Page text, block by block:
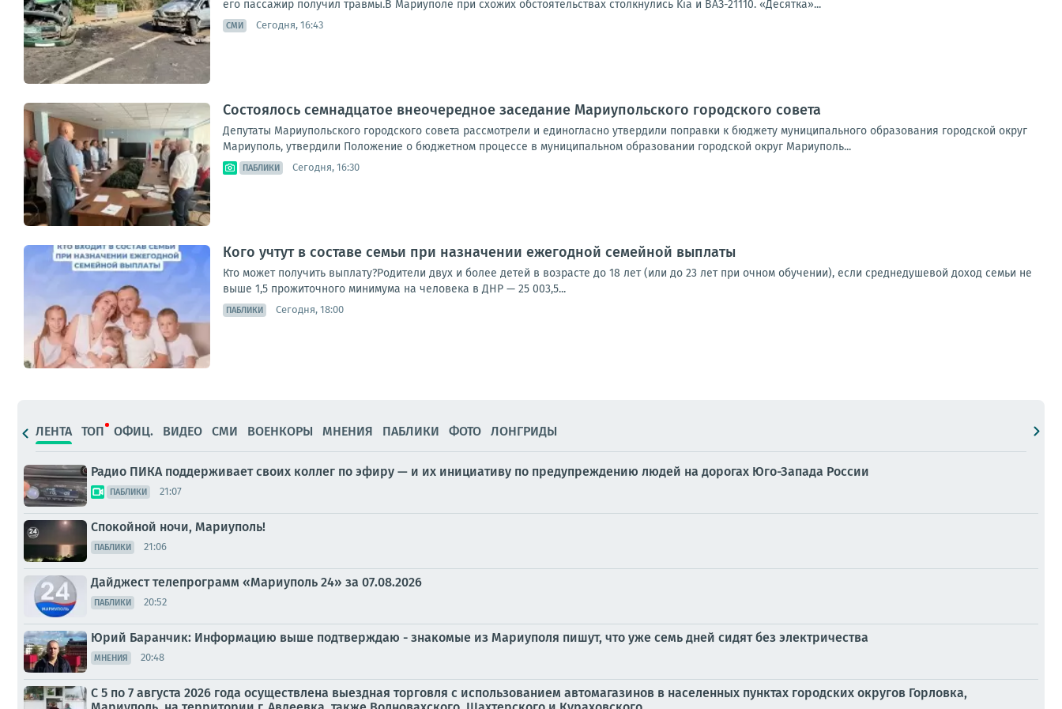
его пассажир получил травмы.В Мариуполе при схожих обстоятельствах столкнулись Kia и ВАЗ-21110. «Десятка»...
СМИ Сегодня, 16:43
Состоялось семнадцатое внеочередное заседание Мариупольского городского совета
Депутаты Мариупольского городского совета рассмотрели и единогласно утвердили поправки к бюджету муниципального образования городской округ
Мариуполь, утвердили Положение о бюджетном процессе в муниципальном образовании городской округ Мариуполь...
ПАБЛИКИ Сегодня, 16:30
Кого учтут в составе семьи при назначении ежегодной семейной выплаты
Кто может получить выплату?Родители двух и более детей в возрасте до 18 лет (или до 23 лет при очном обучении), если среднедушевой доход семьи не
выше 1,5 прожиточного минимума на человека в ДНР — 25 003,5...
ПАБЛИКИ Сегодня, 18:00
ЛЕНТА ТОП ОФИЦ. ВИДЕО СМИ ВОЕНКОРЫ МНЕНИЯ ПАБЛИКИ ФОТО ЛОНГРИДЫ
Радио ПИКА поддерживает своих коллег по эфиру — и их инициативу по предупреждению людей на дорогах Юго-Запада России
ПАБЛИКИ 21:07
Спокойной ночи, Мариуполь!
ПАБЛИКИ 21:06
Дайджест телепрограмм «Мариуполь 24» за 07.08.2026
ПАБЛИКИ 20:52
Юрий Баранчик: Информацию выше подтверждаю - знакомые из Мариуполя пишут, что уже семь дней сидят без электричества
МНЕНИЯ 20:48
С 5 по 7 августа 2026 года осуществлена выездная торговля с использованием автомагазинов в населенных пунктах городских округов Горловка,